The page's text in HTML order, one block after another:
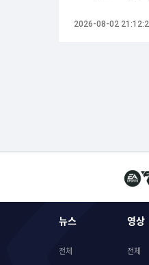
2026-08-02
뉴스
전체
영상
전체